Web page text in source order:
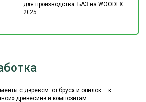
для производства: БАЗ на WOODEX
2025
с деревом: от бруса и опилок — к
древесине и композитам